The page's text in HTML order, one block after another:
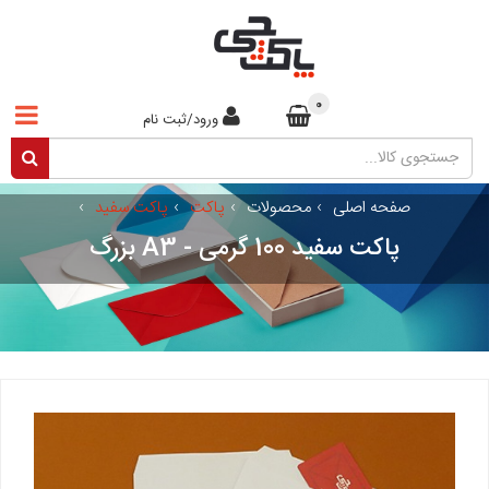
ورود/ثبت نام
0
صفحه اصلی › محصولات › پاکت › پاکت سفید ›
پاکت سفید 100 گرمی - A3 بزرگ